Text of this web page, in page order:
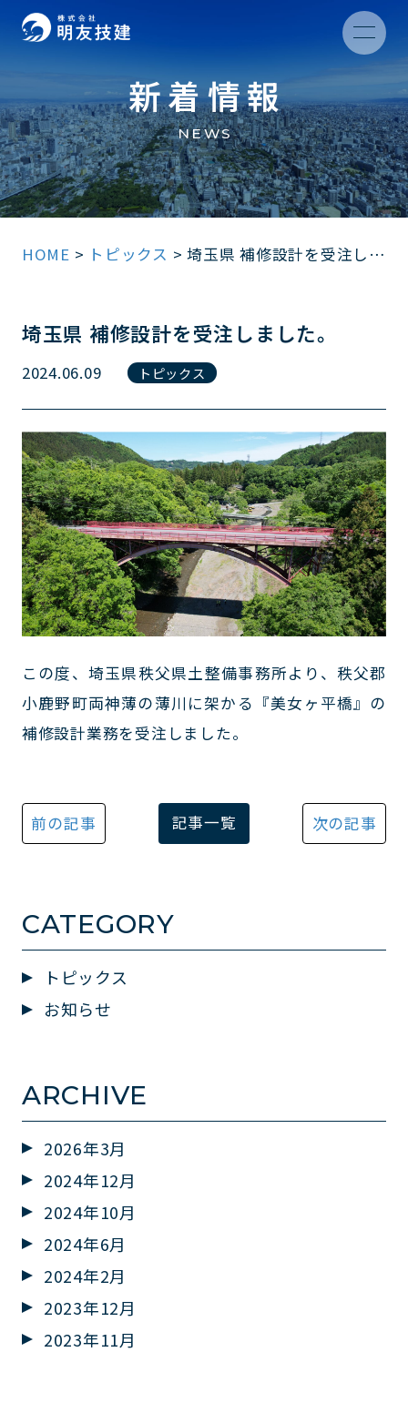
新着情報
NEWS
HOME > トピックス >埼玉県 補修設計を受注しました。
埼玉県 補修設計を受注しました。
2024.06.09 トピックス
この度、埼玉県秩父県土整備事務所より、秩父郡
小鹿野町両神薄の薄川に架かる『美女ヶ平橋』の
補修設計業務を受注しました。
前の記事 記事一覧 次の記事
CATEGORY
トピックス
お知らせ
ARCHIVE
2026年3月
2024年12月
2024年10月
2024年6月
2024年2月
2023年12月
2023年11月